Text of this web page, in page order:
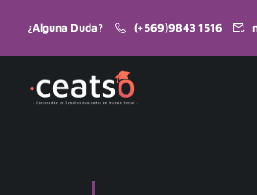
¿Alguna Duda? (+569)9843 1516